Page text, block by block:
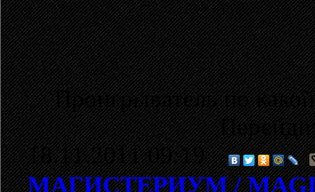
Проигрыватель по
18.11.2011 09:19
МАГИСТЕРИУМ /